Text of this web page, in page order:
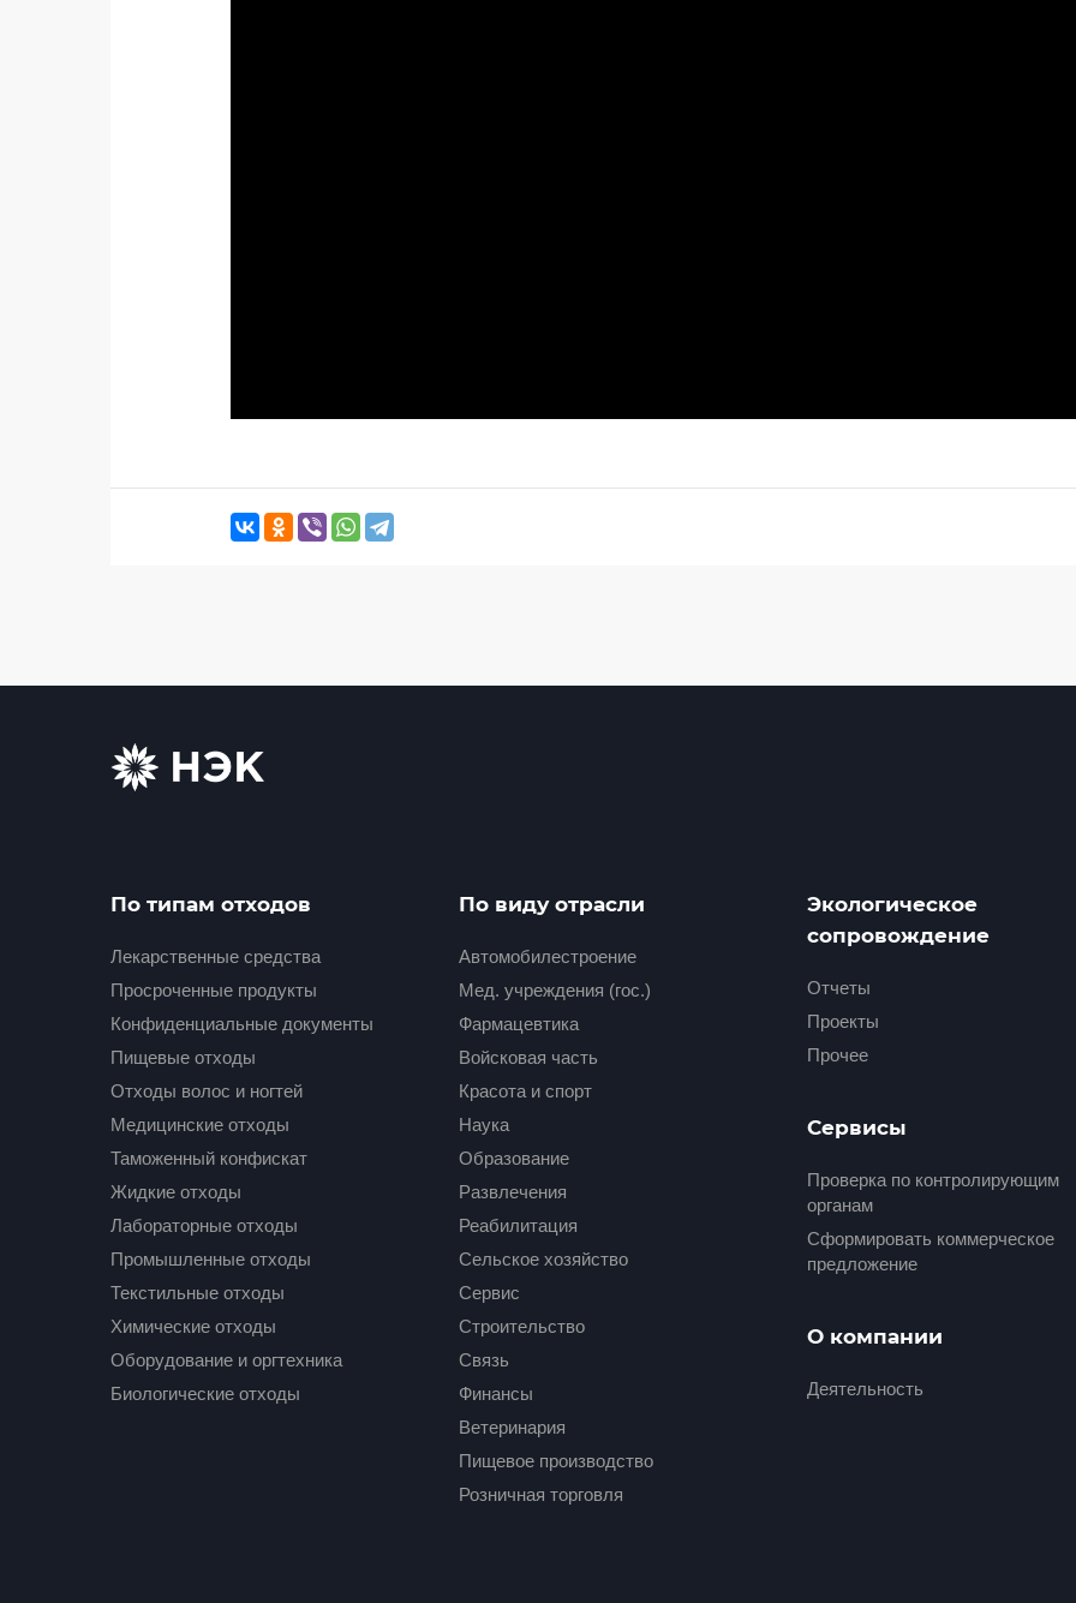
По типам отходов
Лекарственные средства
Просроченные продукты
Конфиденциальные документы
Пищевые отходы
Отходы волос и ногтей
Медицинские отходы
Таможенный конфискат
Жидкие отходы
Лабораторные отходы
Промышленные отходы
Текстильные отходы
Химические отходы
Оборудование и оргтехника
Биологические отходы
По виду отрасли
Автомобилестроение
Мед. учреждения (гос.)
Фармацевтика
Войсковая часть
Красота и спорт
Наука
Образование
Развлечения
Реабилитация
Сельское хозяйство
Сервис
Строительство
Связь
Финансы
Ветеринария
Пищевое производство
Розничная торговля
Экологическое
сопровождение
Отчеты
Проекты
Прочее
Сервисы
Проверка по контролирующим
органам
Сформировать коммерческое
предложение
О компании
Деятельность